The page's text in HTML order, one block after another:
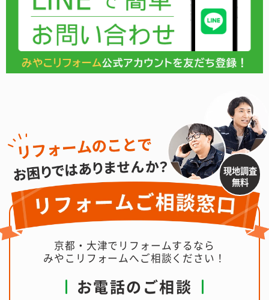
現地調査
無料
京都・大津でリフォームするなら
みやこリフォームへご相談ください！
お電話のご相談